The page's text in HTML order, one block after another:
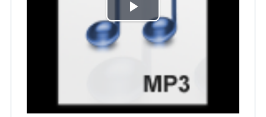
Play
Video